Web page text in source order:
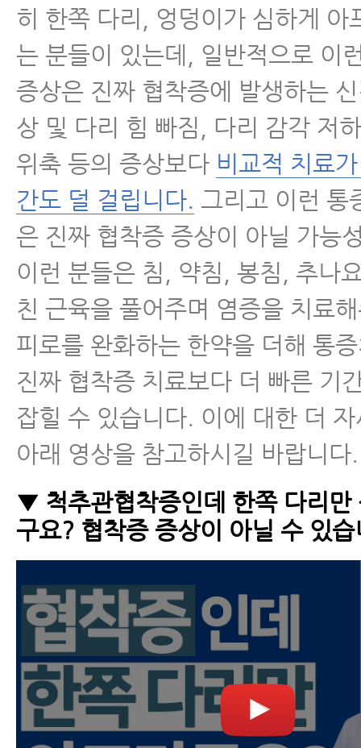
히 한쪽 다리, 엉덩이가 심하게 아
는 분들이 있는데, 일반적으로 이
증상은 진짜 협착증에 발생하는
상 및 다리 힘 빠짐, 다리 감각 저
위축 등의 증상보다 비교적 치료
간도 덜 걸립니다. 그리고 이런 통
은 진짜 협착증 증상이 아닐 가능
이런 분들은 침, 약침, 봉침, 추나
친 근육을 풀어주며 염증을 치료
피로를 완화하는 한약을 더해 통
진짜 협착증 치료보다 더 빠른 기
잡힐 수 있습니다. 이에 대한 더
아래 영상을 참고하시길 바랍니다.
▼ 척추관협착증인데 한쪽 다리만
구요? 협착증 증상이 아닐 수 있